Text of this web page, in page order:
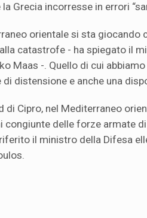
Grecia incorresse in errori
orientale si sta giocando
catastrofe - ha spiegato il
Maas -. Quello di cui
di distensione e anche una
di Cipro, nel Mediterraneo
congiunte delle forze armate di
il ministro della Difesa